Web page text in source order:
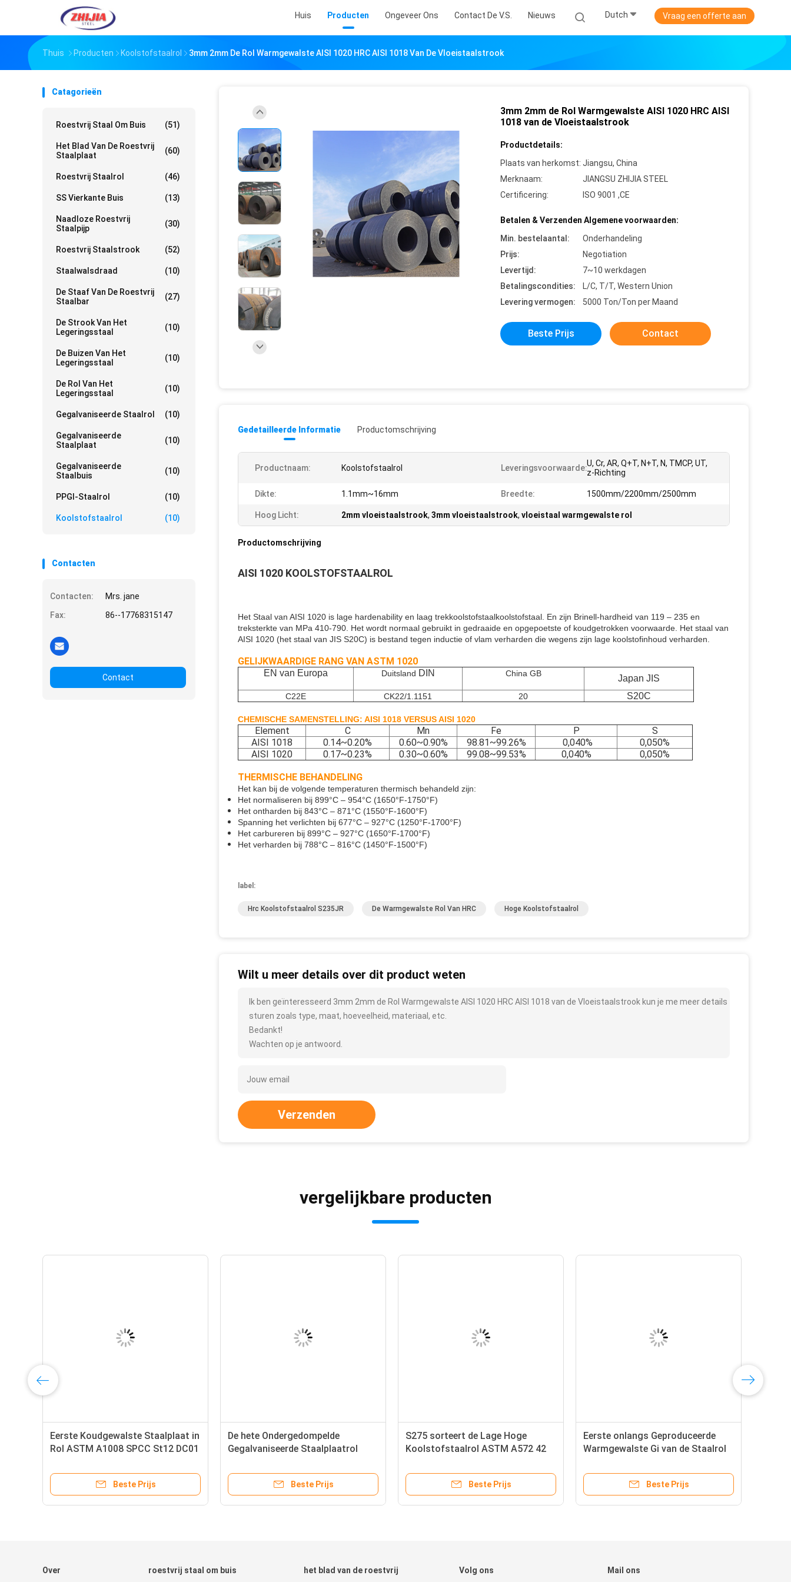
Huis Producten Ongeveer Ons Contact De V.S. Nieuws Dutch Vraag een offerte aan
Thuis Producten Koolstofstaalrol 3mm 2mm De Rol Warmgewalste AISI 1020 HRC AISI 1018 Van De Vloeistaalstrook
Catagorieën
Roestvrij Staal Om Buis (51)
Het Blad Van De Roestvrij
Staalplaat
(60)
Roestvrij Staalrol (46)
SS Vierkante Buis (13)
Naadloze Roestvrij
Staalpijp
(30)
Roestvrij Staalstrook (52)
Staalwalsdraad (10)
De Staaf Van De Roestvrij
Staalbar
(27)
De Strook Van Het
Legeringsstaal
(10)
De Buizen Van Het
Legeringsstaal
(10)
De Rol Van Het
Legeringsstaal
(10)
Gegalvaniseerde Staalrol (10)
Gegalvaniseerde
Staalplaat
(10)
Gegalvaniseerde
Staalbuis
(10)
PPGI-Staalrol (10)
Koolstofstaalrol (10)
Contacten
Contacten:
Mrs. jane
Fax:
86--17768315147
Contact
3mm 2mm de Rol Warmgewalste AISI 1020 HRC AISI
1018 van de Vloeistaalstrook
Productdetails:
Plaats van herkomst: Jiangsu, China
Merknaam:
JIANGSU ZHIJIA STEEL
Certificering:
ISO 9001 ,CE
Betalen & Verzenden Algemene voorwaarden:
Min. bestelaantal:
Onderhandeling
Prijs:
Negotiation
Levertijd:
7~10 werkdagen
Betalingscondities:
L/C, T/T, Western Union
Levering vermogen:
5000 Ton/Ton per Maand
Beste Prijs Contact
Gedetailleerde Informatie Productomschrijving
Productnaam: Koolstofstaalrol Leveringsvoorwaarde:U, Cr, AR, Q+T, N+T, N, TMCP, UT,
z-Richting
Dikte: 1.1mm~16mm Breedte: 1500mm/2200mm/2500mm
Hoog Licht: 2mm vloeistaalstrook, 3mm vloeistaalstrook, vloeistaal warmgewalste rol
Productomschrijving
AISI 1020 KOOLSTOFSTAALROL
Het Staal van AISI 1020 is lage hardenability en laag trekkoolstofstaalkoolstofstaal. En zijn Brinell-hardheid van 119 – 235 en
treksterkte van MPa 410-790. Het wordt normaal gebruikt in gedraaide en opgepoetste of koudgetrokken voorwaarde. Het staal van
AISI 1020 (het staal van JIS S20C) is bestand tegen inductie of vlam verharden die wegens zijn lage koolstofinhoud verharden.
GELIJKWAARDIGE RANG VAN ASTM 1020
EN van Europa Duitsland DIN China GB Japan JIS
C22E CK22/1.1151 20 S20C
CHEMISCHE SAMENSTELLING: AISI 1018 VERSUS AISI 1020
Element C Mn Fe P
S
AISI 1018
0.14~0.20% 0.60~0.90% 98.81~99.26% 0,040%
0,050%
AISI 1020
0.17~0.23% 0.30~0.60% 99.08~99.53% 0,040% 0,050%
THERMISCHE BEHANDELING
Het kan bij de volgende temperaturen thermisch behandeld zijn:
Het normaliseren bij 899°C – 954°C (1650°F-1750°F)
Het ontharden bij 843°C – 871°C (1550°F-1600°F)
Spanning het verlichten bij 677°C – 927°C (1250°F-1700°F)
Het carbureren bij 899°C – 927°C (1650°F-1700°F)
Het verharden bij 788°C – 816°C (1450°F-1500°F)
label:
Hrc Koolstofstaalrol S235JR De Warmgewalste Rol Van HRC Hoge Koolstofstaalrol
Wilt u meer details over dit product weten
Ik ben geïnteresseerd 3mm 2mm de Rol Warmgewalste AISI 1020 HRC AISI 1018 van de Vloeistaalstrook kun je me meer details
sturen zoals type, maat, hoeveelheid, materiaal, etc.
Bedankt!
Wachten op je antwoord.
Verzenden
vergelijkbare producten
Eerste Koudgewalste Staalplaat in
Rol ASTM A1008 SPCC St12 DC01
Beste Prijs
De hete Ondergedompelde
Gegalvaniseerde Staalplaatrol
1,0045
Beste Prijs
S275 sorteert de Lage Hoge
Koolstofstaalrol ASTM A572 42
Beste Prijs
Eerste onlangs Geproduceerde
Warmgewalste Gi van de Staalrol
Beste Prijs
Over roestvrij staal om buis het blad van de roestvrij Volg ons Mail ons